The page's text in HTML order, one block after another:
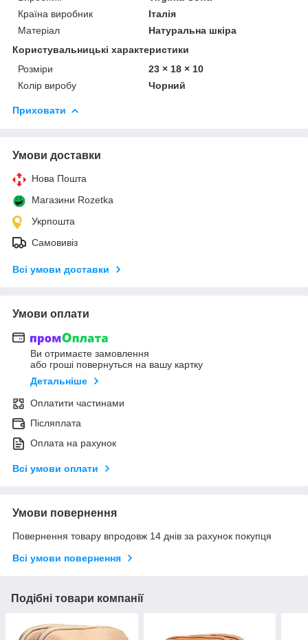
Країна виробник
Італія
Матеріал
Натуральна шкіра
Користувальницькі характеристики
Розміри
23 × 18 × 10
Колір виробу
Чорний
Приховати
Умови доставки
Нова Пошта
Магазини Rozetka
Укрпошта
Самовивіз
Всі умови доставки
Умови оплати
Ви отримаєте замовлення
або гроші повернуться на вашу картку
Детальніше
Оплатити частинами
Післяплата
Оплата на рахунок
Всі умови оплати
Умови повернення
Повернення товару впродовж 14 днів за рахунок покупця
Всі умови повернення
Подібні товари компанії